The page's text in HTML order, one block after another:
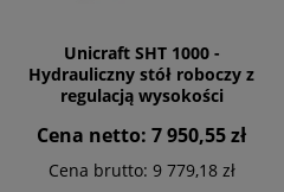
Unicraft SHT 1000 -
Hydrauliczny stół roboczy z
regulacją wysokości
Cena netto: 7 950,55 zł
Cena brutto: 9 779,18 zł